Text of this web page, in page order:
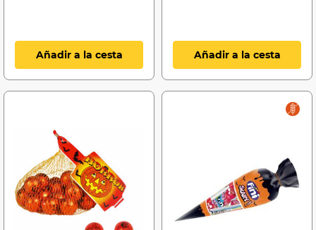
Añadir a la cesta Añadir a la cesta